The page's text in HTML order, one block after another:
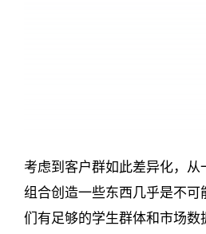
考虑到客户群如此差异化，从
组合创造一些东西几乎是不可
们有足够的学生群体和市场数